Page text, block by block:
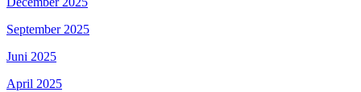
September 2025
Juni 2025
April 2025